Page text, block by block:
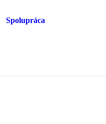
Spolupráca